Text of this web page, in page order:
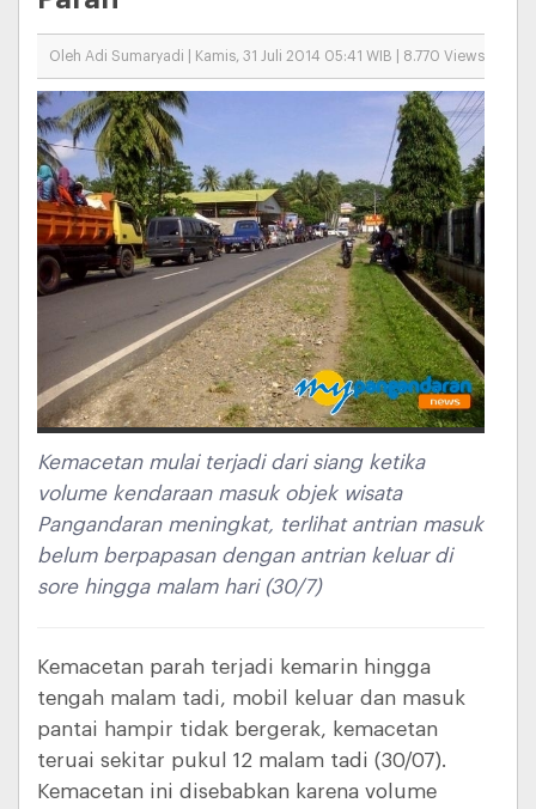
Oleh Adi Sumaryadi | Kamis, 31 Juli 2014 05:41 WIB | 8.770 Views
Kemacetan mulai terjadi dari siang ketika
volume kendaraan masuk objek wisata
Pangandaran meningkat, terlihat antrian masuk
belum berpapasan dengan antrian keluar di
sore hingga malam hari (30/7)
Kemacetan parah terjadi kemarin hingga
tengah malam tadi, mobil keluar dan masuk
pantai hampir tidak bergerak, kemacetan
teruai sekitar pukul 12 malam tadi (30/07).
Kemacetan ini disebabkan karena volume